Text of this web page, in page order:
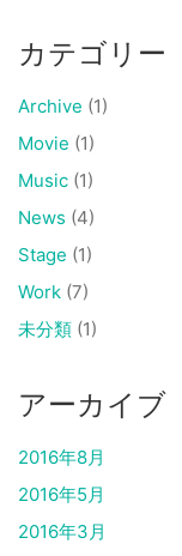
カテゴリー
Archive (1)
Movie (1)
Music (1)
News (4)
Stage (1)
Work (7)
未分類 (1)
アーカイブ
2016年8月
2016年5月
2016年3月